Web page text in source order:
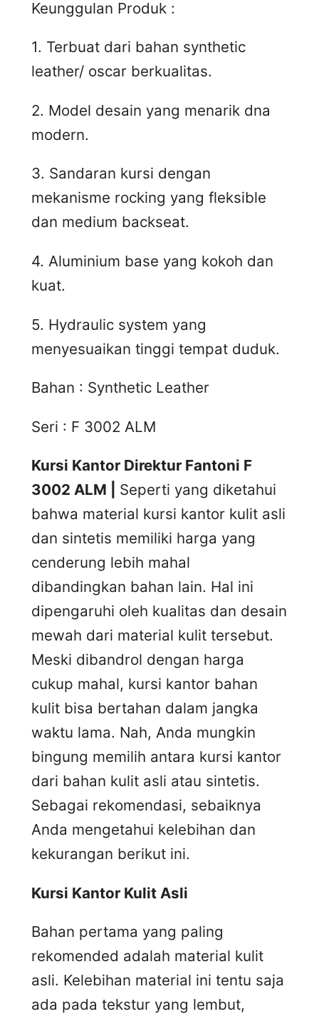
Keunggulan Produk :
1. Terbuat dari bahan synthetic
leather/ oscar berkualitas.
2. Model desain yang menarik dna
modern.
3. Sandaran kursi dengan
mekanisme rocking yang fleksible
dan medium backseat.
4. Aluminium base yang kokoh dan
kuat.
5. Hydraulic system yang
menyesuaikan tinggi tempat duduk.
Bahan : Synthetic Leather
Seri : F 3002 ALM
Kursi Kantor Direktur Fantoni F
3002 ALM | Seperti yang diketahui
bahwa material kursi kantor kulit asli
dan sintetis memiliki harga yang
cenderung lebih mahal
dibandingkan bahan lain. Hal ini
dipengaruhi oleh kualitas dan desain
mewah dari material kulit tersebut.
Meski dibandrol dengan harga
cukup mahal, kursi kantor bahan
kulit bisa bertahan dalam jangka
waktu lama. Nah, Anda mungkin
bingung memilih antara kursi kantor
dari bahan kulit asli atau sintetis.
Sebagai rekomendasi, sebaiknya
Anda mengetahui kelebihan dan
kekurangan berikut ini.
Kursi Kantor Kulit Asli
Bahan pertama yang paling
rekomended adalah material kulit
asli. Kelebihan material ini tentu saja
ada pada tekstur yang lembut,